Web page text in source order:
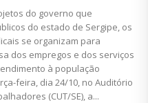
do governo que
do estado de Sergipe, os
se organizam para
dos empregos e dos serviços
à população
feira, dia 24/10, no Auditório
(CUT/SE), a...